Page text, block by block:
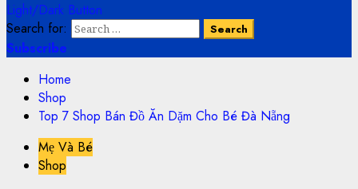
Light/Dark Button
Search for:
Subscribe
Home
Shop
Top 7 Shop Bán Đồ Ăn Dặm Cho Bé Đà Nẵng
Mẹ Và Bé
Shop